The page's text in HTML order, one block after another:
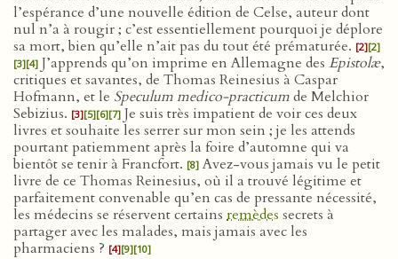
l’espérance d’une nouvelle édition de Celse, auteur dont
nul n’a à rougir ; c’est essentiellement pourquoi je déplore
sa mort, bien qu’elle n’ait pas du tout été prématurée. [2][2]
[3][4] J’apprends qu’on imprime en Allemagne des Epistolæ,
critiques et savantes, de Thomas Reinesius à Caspar
Hofmann, et le Speculum medico-practicumde Melchior
Sebizius. [3][5][6][7] Je suis très impatient de voir ces deux
livres et souhaite les serrer sur mon sein ; je les attends
pourtant patiemment après la foire d’automne qui va
bientôt se tenir à Francfort. [8] Avez-vous jamais vu le petit
livre de ce Thomas Reinesius, où il a trouvé légitime et
parfaitement convenable qu’en cas de pressante nécessité,
les médecins se réservent certains remèdes secrets à
partager avec les malades, mais jamais avec les
pharmaciens ? [4][9][10]